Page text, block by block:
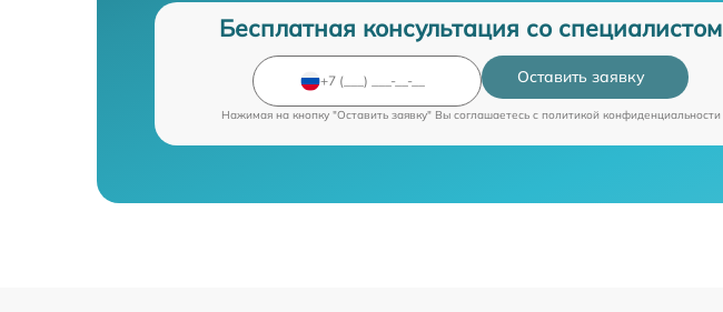
Бесплатная консультация со специалистом
Оставить заявку
Нажимая на кнопку "Оставить заявку" Вы соглашаетесь c политикой конфиденциальности